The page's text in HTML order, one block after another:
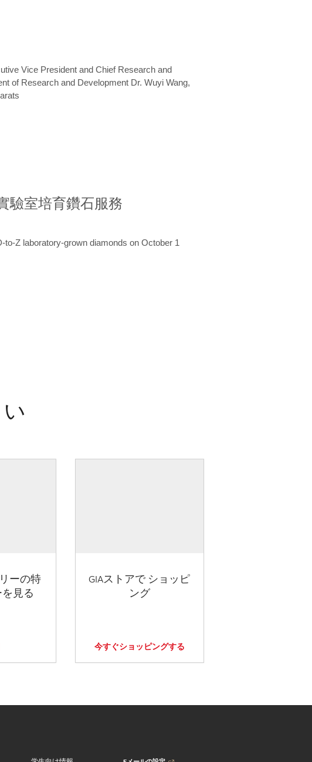
Vice President and Chief Research and
of Research and Development Dr. Wuyi Wang,
驗室培育鑽石服務
Z laboratory-grown diamonds on October 1
ーの特
見る
GIAストアで ショッピ
ング
今すぐショッピングする